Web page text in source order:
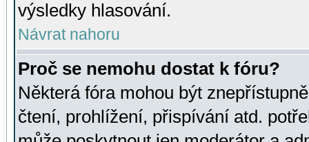
výsledky hlasování.
Návrat nahoru
Proč se nemohu dostat k fóru?
Některá fóra mohou být
čtení, prohlížení, přispívání atd.